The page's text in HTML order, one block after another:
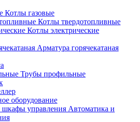
Котлы газовые
Котлы твердотопливные
Котлы электрические
Арматура горячекатаная
Трубы профильные
оборудование
Автоматика и